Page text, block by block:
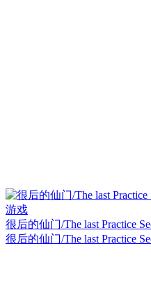
很后的仙门/The last Practice
很后的仙门/The last Practice